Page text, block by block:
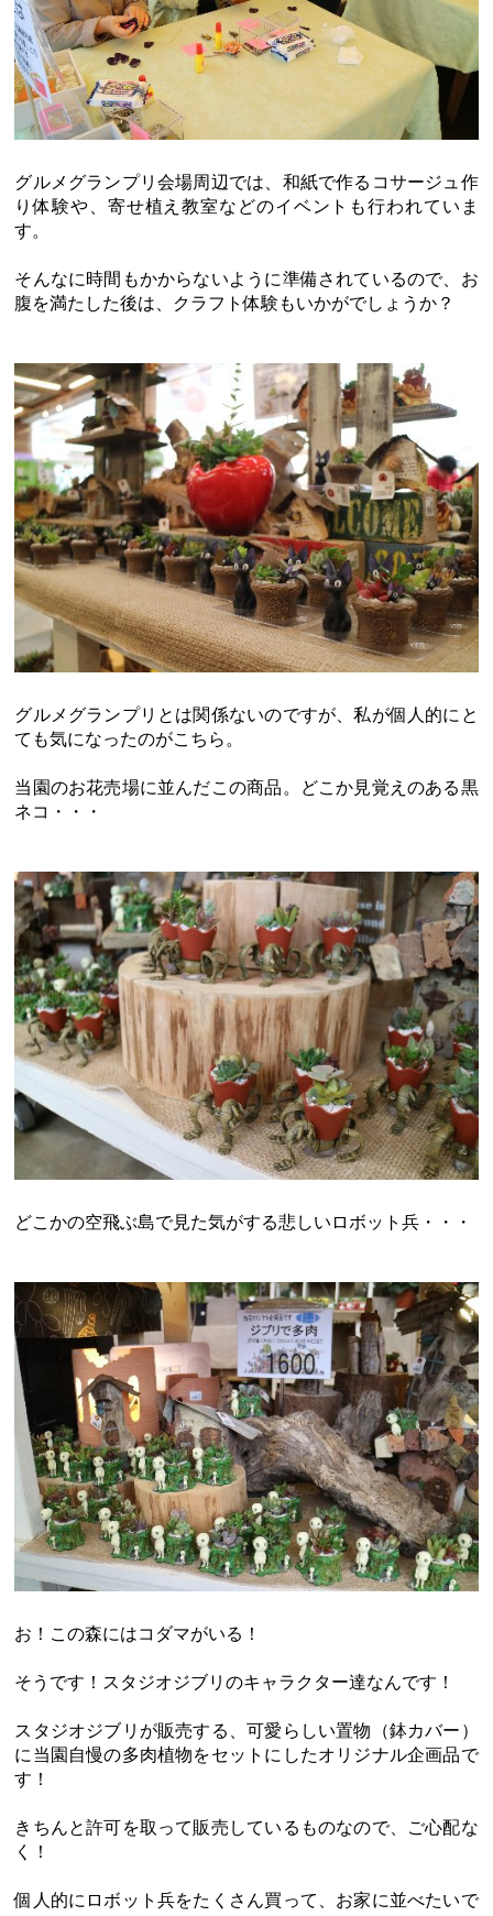
グルメグランプリ会場周辺では、和紙で作るコサージュ作
り体験や、寄せ植え教室などのイベントも行われていま
す。
そんなに時間もかからないように準備されているので、お
腹を満たした後は、クラフト体験もいかがでしょうか？
グルメグランプリとは関係ないのですが、私が個人的にと
ても気になったのがこちら。
当園のお花売場に並んだこの商品。どこか見覚えのある黒
ネコ・・・
どこかの空飛ぶ島で見た気がする悲しいロボット兵・・・
お！この森にはコダマがいる！
そうです！スタジオジブリのキャラクター達なんです！
スタジオジブリが販売する、可愛らしい置物（鉢カバー）
に当園自慢の多肉植物をセットにしたオリジナル企画品で
す！
きちんと許可を取って販売しているものなので、ご心配な
く！
個人的にロボット兵をたくさん買って、お家に並べたいで